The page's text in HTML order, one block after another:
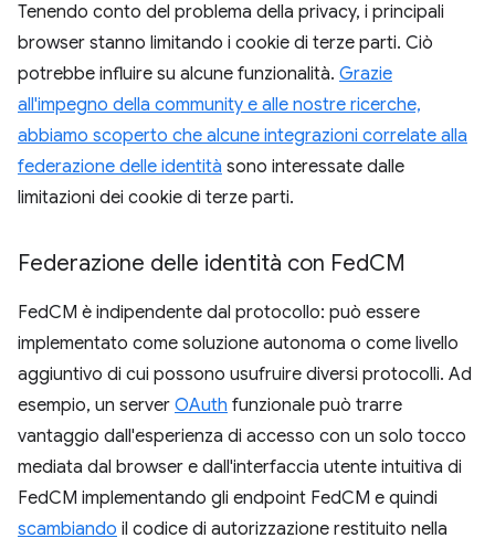
Tenendo conto del problema della privacy, i principali
browser stanno limitando i cookie di terze parti. Ciò
potrebbe influire su alcune funzionalità. Grazie
all'impegno della community e alle nostre ricerche,
abbiamo scoperto che alcune integrazioni correlate alla
federazione delle identità sono interessate dalle
limitazioni dei cookie di terze parti.
Federazione delle identità con FedCM
FedCM è indipendente dal protocollo: può essere
implementato come soluzione autonoma o come livello
aggiuntivo di cui possono usufruire diversi protocolli. Ad
esempio, un server OAuth funzionale può trarre
vantaggio dall'esperienza di accesso con un solo tocco
mediata dal browser e dall'interfaccia utente intuitiva di
FedCM implementando gli endpoint FedCM e quindi
scambiando il codice di autorizzazione restituito nella